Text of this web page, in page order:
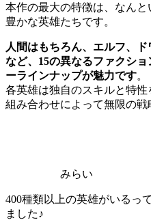
本作の最大の特徴は、なん
豊かな英雄たちです。
人間はもちろん、エルフ、
など、15の異なるファクシ
ーラインナップが魅力です。
各英雄は独自のスキルと特
組み合わせによって無限の戦
みらい
400種類以上の英雄がいるっ
ました♪